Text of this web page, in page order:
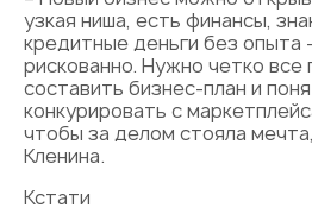
узкая ниша, есть финансы,
кредитные деньги без опыта
рискованно. Нужно четко все
составить бизнес-план и
конкурировать с
чтобы за делом стояла
Кленина.
Кстати